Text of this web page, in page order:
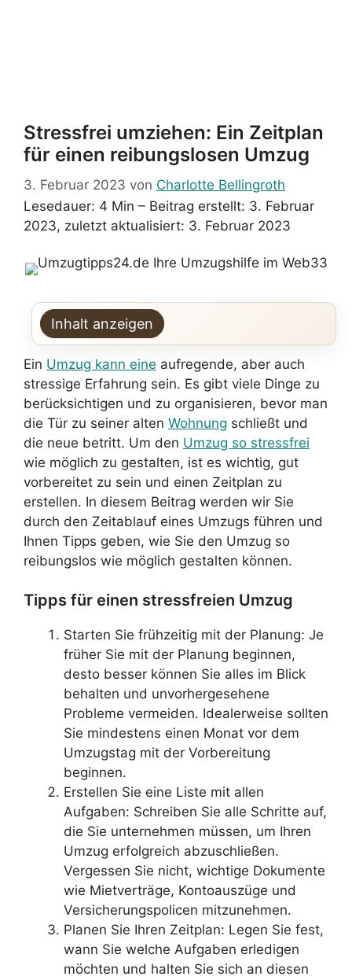
Stressfrei umziehen: Ein Zeitplan
für einen reibungslosen Umzug
3. Februar 2023 von Charlotte Bellingroth
Lesedauer: 4 Min – Beitrag erstellt: 3. Februar
2023, zuletzt aktualisiert: 3. Februar 2023
Inhalt anzeigen
Ein Umzug kann eine aufregende, aber auch
stressige Erfahrung sein. Es gibt viele Dinge zu
berücksichtigen und zu organisieren, bevor man
die Tür zu seiner alten Wohnung schließt und
die neue betritt. Um den Umzug so stressfrei
wie möglich zu gestalten, ist es wichtig, gut
vorbereitet zu sein und einen Zeitplan zu
erstellen. In diesem Beitrag werden wir Sie
durch den Zeitablauf eines Umzugs führen und
Ihnen Tipps geben, wie Sie den Umzug so
reibungslos wie möglich gestalten können.
Tipps für einen stressfreien Umzug
Starten Sie frühzeitig mit der Planung: Je
früher Sie mit der Planung beginnen,
desto besser können Sie alles im Blick
behalten und unvorhergesehene
Probleme vermeiden. Idealerweise sollten
Sie mindestens einen Monat vor dem
Umzugstag mit der Vorbereitung
beginnen.
Erstellen Sie eine Liste mit allen
Aufgaben: Schreiben Sie alle Schritte auf,
die Sie unternehmen müssen, um Ihren
Umzug erfolgreich abzuschließen.
Vergessen Sie nicht, wichtige Dokumente
wie Mietverträge, Kontoauszüge und
Versicherungspolicen mitzunehmen.
Planen Sie Ihren Zeitplan: Legen Sie fest,
wann Sie welche Aufgaben erledigen
möchten und halten Sie sich an diesen